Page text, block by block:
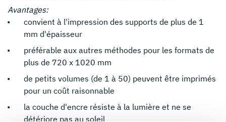
Avantages:
convient à l'impression des supports de plus de 1
mm d'épaisseur
préférable aux autres méthodes pour les formats de
plus de 720 x 1020 mm
de petits volumes (de 1 à 50) peuvent être imprimés
pour un coût raisonnable
la couche d'encre résiste à la lumière et ne se
détériore pas au soleil